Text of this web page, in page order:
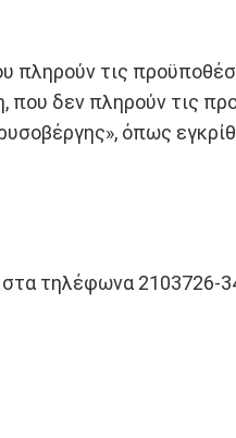
πληρούν τις
που δεν πληρούν τις
όπως
στα τηλέφωνα 2103726-